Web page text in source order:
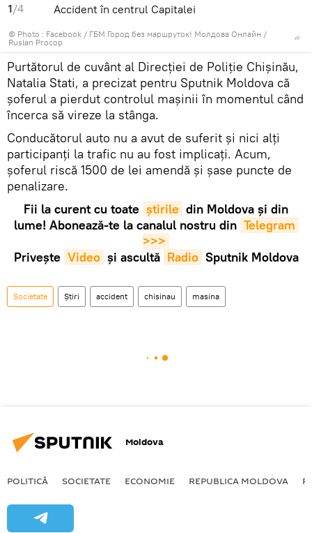
1/4
© Photo : Facebook / ГБМ Город без маршруток! Молдова Онлайн /
Ruslan Procop
Accident în centrul Capitalei
Purtătorul de cuvânt al Direcției de Poliție Chișinău,
Natalia Stati, a precizat pentru Sputnik Moldova că
șoferul a pierdut controlul mașinii în momentul când
încerca să vireze la stânga.
Conducătorul auto nu a avut de suferit și nici alți
participanți la trafic nu au fost implicați. Acum,
șoferul riscă 1500 de lei amendă și șase puncte de
penalizare.
Fii la curent cu toate știrile din Moldova și din
lume! Abonează-te la canalul nostru din Telegram
>>>
Privește Video și ascultă Radio Sputnik Moldova
Societate Știri accident chisinau masina
Moldova
POLITICĂ SOCIETATE ECONOMIE REPUBLICA MOLDOVA